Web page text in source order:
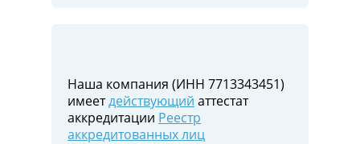
Наша компания (ИНН 7713343451)
имеетдействующий аттестат
аккредитации Реестр
аккредитованных лиц